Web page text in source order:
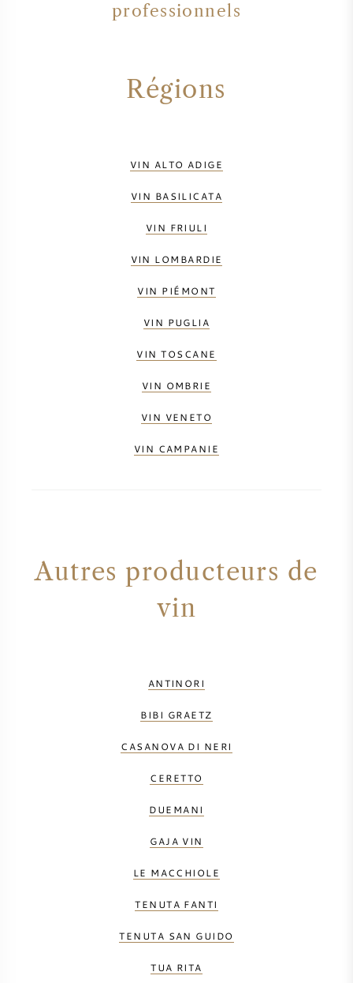
professionnels
Régions
VIN ALTO ADIGE
VIN BASILICATA
VIN FRIULI
VIN LOMBARDIE
VIN PIÉMONT
VIN PUGLIA
VIN TOSCANE
VIN OMBRIE
VIN VENETO
VIN CAMPANIE
Autres producteurs de
vin
ANTINORI
BIBI GRAETZ
CASANOVA DI NERI
CERETTO
DUEMANI
GAJA VIN
LE MACCHIOLE
TENUTA FANTI
TENUTA SAN GUIDO
TUA RITA